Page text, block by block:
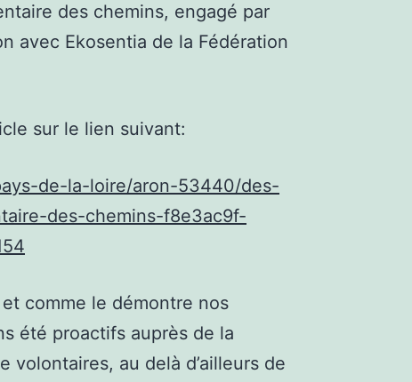
des chemins, engagé par
avec Ekosentia de la Fédération
sur le lien suivant:
de-la-loire/aron-53440/des-
des-chemins-f8e3ac9f-
comme le démontre nos
été proactifs auprès de la
volontaires, au delà d’ailleurs de